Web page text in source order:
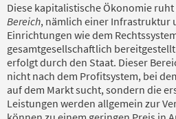
Diese kapitalistische Ökonomie
Bereich, nämlich einer Infrastruktur
Einrichtungen wie dem
gesamtgesellschaftlich
erfolgt durch den Staat. Dieser
nicht nach dem Profitsystem, bei
auf dem Markt sucht, sondern die
Leistungen werden allgemein zur